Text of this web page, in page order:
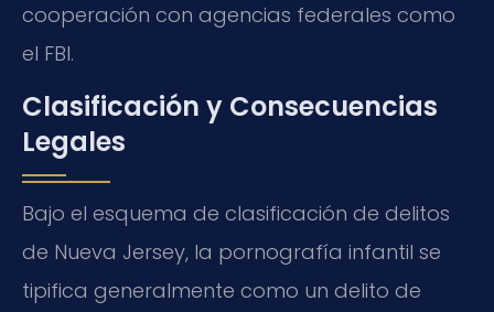
cooperación con agencias federales como
el FBI.
Clasificación y Consecuencias
Legales
Bajo el esquema de clasificación de delitos
de Nueva Jersey, la pornografía infantil se
tipifica generalmente como un delito de